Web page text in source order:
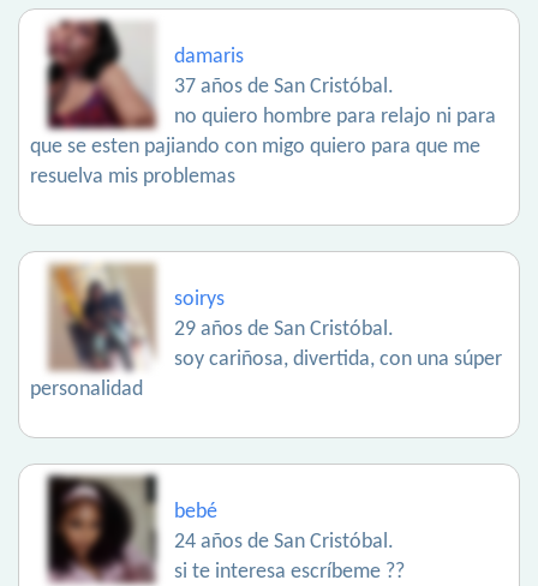
damaris
37 años de San Cristóbal.
no quiero hombre para relajo ni para
que se esten pajiando con migo quiero para que me
resuelva mis problemas
soirys
29 años de San Cristóbal.
soy cariñosa, divertida, con una súper
personalidad
bebé
24 años de San Cristóbal.
si te interesa escríbeme ??